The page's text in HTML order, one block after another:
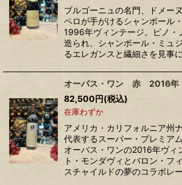
絞り込む
ブルゴーニュの名門、ドメー
ペロが手がけるシャンボール
1996年ヴィンテージ。ピノ・
造られ、シャンボール・ミュ
るエレガンスと繊細さを見事
オーパス・ワン 赤 2016年
82,500円(税込)
在庫わずか
アメリカ・カリフォルニア州
代表するスーパー・プレミア
オーパス・ワンの2016年ヴィ
ト・モンダヴィとバロン・フ
スチャイルドの夢のコラボレ